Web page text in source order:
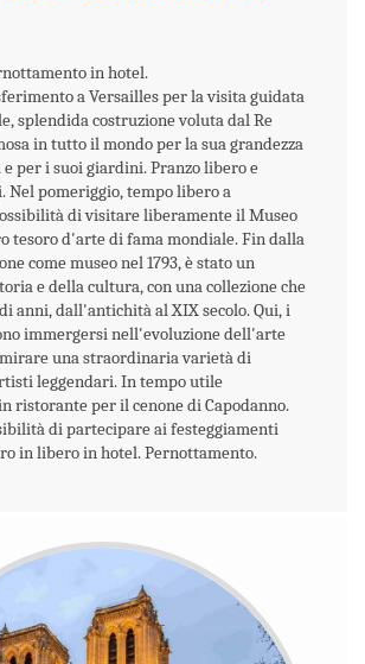
in hotel.
a Versailles per la visita guidata
splendida costruzione voluta dal Re
in tutto il mondo per la sua grandezza
e per i suoi giardini. Pranzo libero e
Nel pomeriggio, tempo libero a
di visitare liberamente il Museo
tesoro d'arte di fama mondiale. Fin dalla
come museo nel 1793, è stato un
e della cultura, con una collezione che
anni, dall'antichità al XIX secolo. Qui, i
immergersi nell'evoluzione dell'arte
una straordinaria varietà di
leggendari. In tempo utile
ristorante per il cenone di Capodanno.
di partecipare ai festeggiamenti
in libero in hotel. Pernottamento.